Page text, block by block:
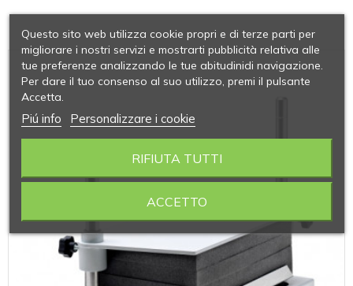
Questo sito web utilizza cookie propri e di terze parti per
migliorare i nostri servizi e mostrarti pubblicità relativa alle
tue preferenze analizzando le tue abitudinidi navigazione.
Per dare il tuo consenso al suo utilizzo, premi il pulsante
Accetta.
Piú info Personalizzare i cookie
RIFIUTA TUTTI
ACCETTO